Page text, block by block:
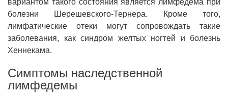
болезни Шерешевского-Тернера. Кроме того,
лимфатические отеки могут сопровождать такие
заболевания, как синдром желтых ногтей и болезнь
Хеннекама.
Симптомы наследственной
лимфедемы